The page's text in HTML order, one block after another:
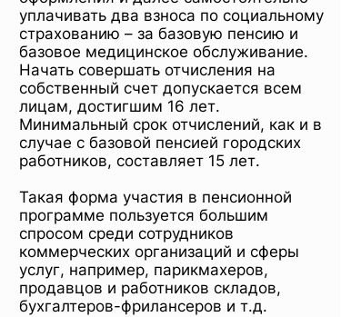
уплачивать два взноса по социальному
страхованию – за базовую пенсию и
базовое медицинское обслуживание.
Начать совершать отчисления на
собственный счет допускается всем
лицам, достигшим 16 лет.
Минимальный срок отчислений, как и в
случае с базовой пенсией городских
работников, составляет 15 лет.
Такая форма участия в пенсионной
программе пользуется большим
спросом среди сотрудников
коммерческих организаций и сферы
услуг, например, парикмахеров,
продавцов и работников складов,
бухгалтеров-фрилансеров и т.д.